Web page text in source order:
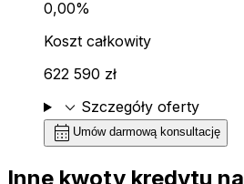
0,00%
Koszt całkowity
622 590 zł
expand_more Szczegóły oferty
calendar_month Umów darmową konsultację
Inne kwoty kredytu na